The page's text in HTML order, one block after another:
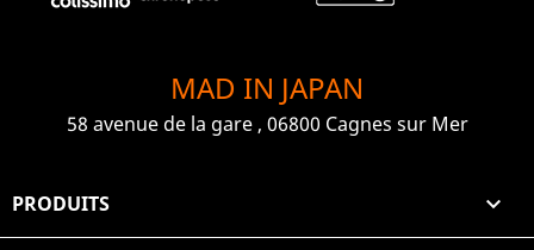
MAD IN JAPAN
58 avenue de la gare , 06800 Cagnes sur Mer
PRODUITS 